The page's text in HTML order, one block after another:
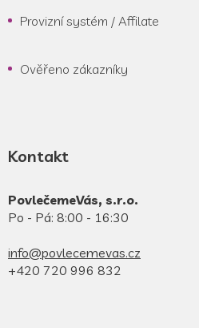
Provizní systém / Affilate
Ověřeno zákazníky
Kontakt
PovlečemeVás, s.r.o.
Po - Pá: 8:00 - 16:30
info@povlecemevas.cz
+420 720 996 832